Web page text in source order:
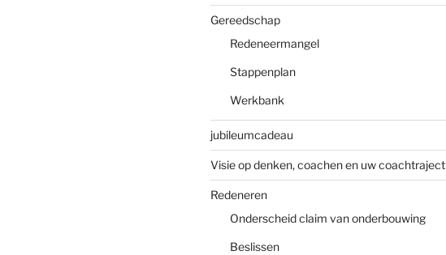
Gereedschap
Redeneermangel
Stappenplan
Werkbank
jubileumcadeau
Visie op denken, coachen en uw coachtraject
Redeneren
Onderscheid claim van onderbouwing
Beslissen